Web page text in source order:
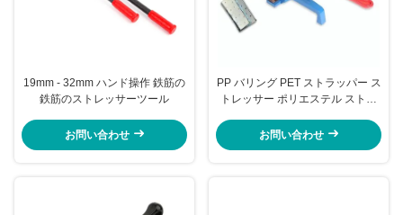
19mm - 32mm ハンド操作 鉄筋の
鉄筋のストレッサーツール
お問い合わせ
PP バリング PET ストラッパー ス
トレッサー ポリエステル ストレ
お問い合わせ